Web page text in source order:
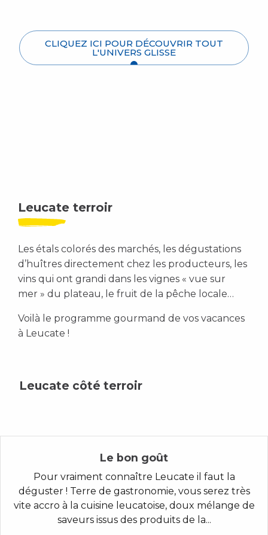
CLIQUEZ ICI POUR DÉCOUVRIR TOUT
L'UNIVERS GLISSE
Leucate terroir
Les étals colorés des marchés, les dégustations
d’huîtres directement chez les producteurs, les
vins qui ont grandi dans les vignes « vue sur
mer » du plateau, le fruit de la pêche locale…
Voilà le programme gourmand de vos vacances
à Leucate !
Leucate côté terroir
Le bon goût
Pour vraiment connaître Leucate il faut la
déguster ! Terre de gastronomie, vous serez très
vite accro à la cuisine leucatoise, doux mélange de
saveurs issus des produits de la...